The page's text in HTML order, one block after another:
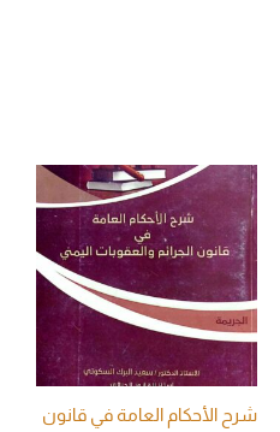
شرح الأحكام العامة في قانون